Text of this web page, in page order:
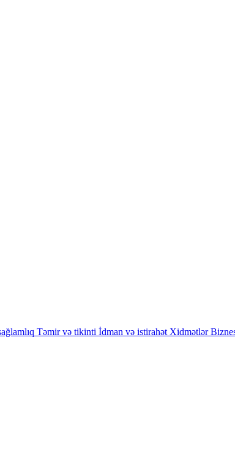
Təmir və tikinti İdman və istirahət Xidmətlər